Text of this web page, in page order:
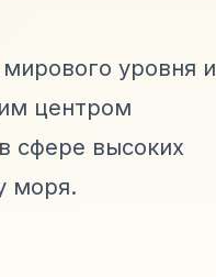
уровня и
центром
сфере высоких
моря.